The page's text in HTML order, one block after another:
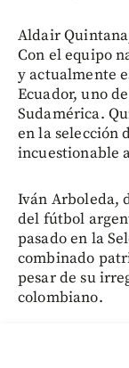
Aldair
Con el equipo
y actualmente
Ecuador, uno
Sudamérica.
en la selección
incuestionable
Iván Arboleda,
del fútbol
pasado en la
combinado
pesar de su
colombiano.